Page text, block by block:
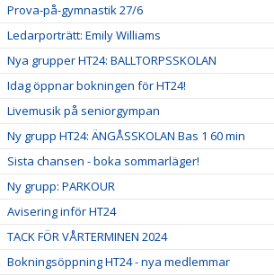
Prova-på-gymnastik 27/6
Ledarporträtt: Emily Williams
Nya grupper HT24: BALLTORPSSKOLAN
Idag öppnar bokningen för HT24!
Livemusik på seniorgympan
Ny grupp HT24: ÄNGÅSSKOLAN Bas 1 60 min
Sista chansen - boka sommarläger!
Ny grupp: PARKOUR
Avisering inför HT24
TACK FÖR VÅRTERMINEN 2024
Bokningsöppning HT24 - nya medlemmar